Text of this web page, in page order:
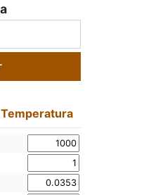
Temperatura